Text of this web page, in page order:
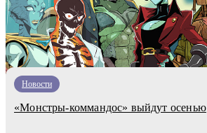
Новости
«Монстры-коммандос» выйдут осенью